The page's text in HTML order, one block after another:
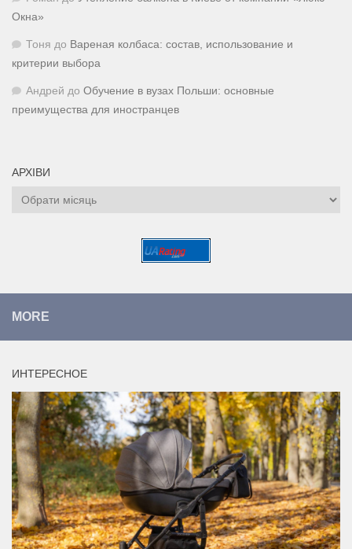
Окна»
Тоня до Вареная колбаса: состав, использование и
критерии выбора
Андрей до Обучение в вузах Польши: основные
преимущества для иностранцев
АРХІВИ
Архіви
MORE
ИНТЕРЕСНОЕ